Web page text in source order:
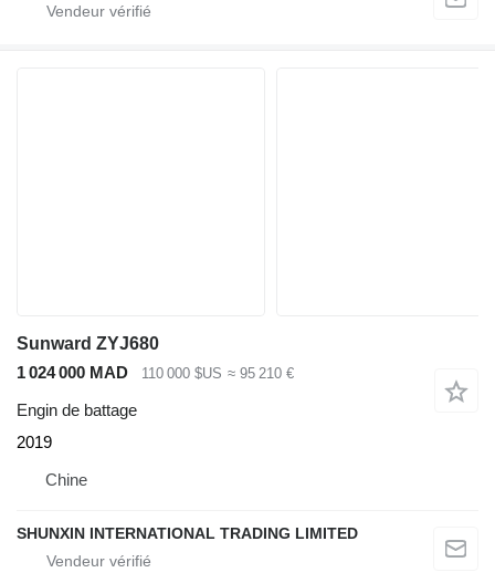
Sunward ZYJ680
1 024 000 MAD
110 000 $US ≈ 95 210 €
Engin de battage
2019
Chine
SHUNXIN INTERNATIONAL TRADING LIMITED